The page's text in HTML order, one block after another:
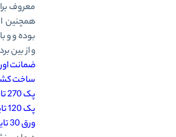
معروف
همچنین
بوده و و
و از بین
ضمانت
ساخت
پک 270 تایی کپسول
پک 120 تایی کپسول (4 ورق 30 تایی)
ورق 30 تایی